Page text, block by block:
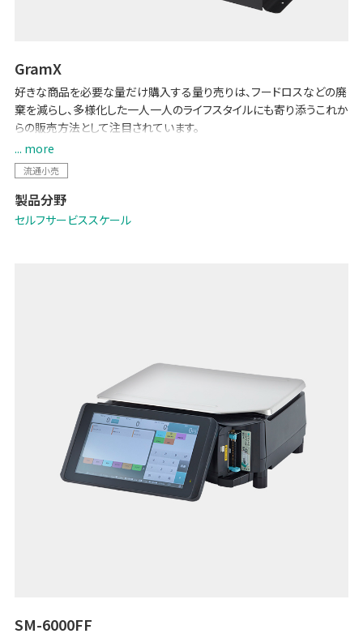
GramX
好きな商品を必要な量だけ購入する量り売りは、フードロスなどの廃
棄を減らし、多様化した一人一人のライフスタイルにも寄り添うこれか
らの販売方法として注目されています。
「GramX」は、複数商品を一つの容器でスムーズに買い回りできるバ
ルク販売システムです。異なる単価の商品をセルフ量り売りで販売す
ることができるため、各商品の価値に合わせた価格設定が可能になり
ます。
（※リリース準備中）
... more
流通小売
製品分野
セルフサービススケール
SM-6000FF